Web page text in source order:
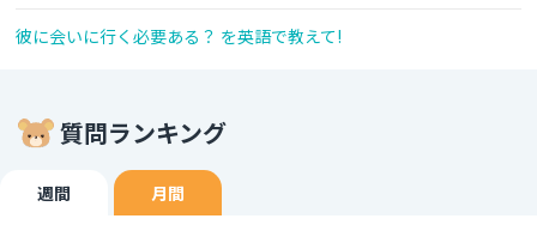
彼に会いに行く必要ある？ を英語で教えて!
質問ランキング
週間 月間